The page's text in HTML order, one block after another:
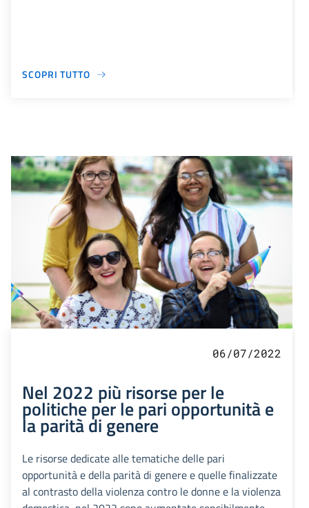
SCOPRI TUTTO
06/07/2022
Nel 2022 più risorse per le
politiche per le pari opportunità e
la parità di genere
Le risorse dedicate alle tematiche delle pari
opportunità e della parità di genere e quelle finalizzate
al contrasto della violenza contro le donne e la violenza